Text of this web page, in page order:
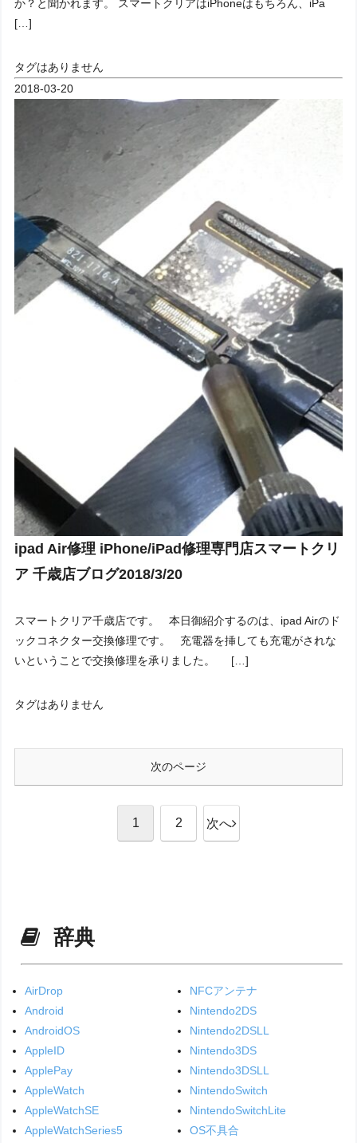
か？と聞かれます。 スマートクリアはiPhoneはもちろん、iPa
[…]
タグはありません
2018-03-20
ipad Air修理 iPhone/iPad修理専門店スマートクリ
ア 千歳店ブログ2018/3/20
スマートクリア千歳店です。 本日御紹介するのは、ipad Airのド
ックコネクター交換修理です。 充電器を挿しても充電がされな
いということで交換修理を承りました。 […]
タグはありません
次のページ
1 2 次へ
辞典
AirDrop
Android
AndroidOS
AppleID
ApplePay
AppleWatch
AppleWatchSE
AppleWatchSeries5
NFCアンテナ
Nintendo2DS
Nintendo2DSLL
Nintendo3DS
Nintendo3DSLL
NintendoSwitch
NintendoSwitchLite
OS不具合